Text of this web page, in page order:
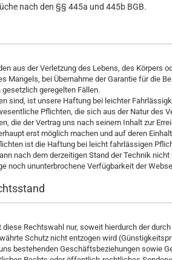
nach den §§ 445a und 445b BGB.
aus der Verletzung des Lebens, des Körpers
Mangels, bei Übernahme der Garantie für die
geregelten Fällen.
sind, ist unsere Haftung bei leichter
Pflichten, die sich aus der Natur des
die der Vertrag uns nach seinem Inhalt zur
erst möglich machen und auf deren
ist die Haftung bei leicht fahrlässigen
nach dem derzeitigen Stand der Technik
noch ununterbrochene Verfügbarkeit der
Rechtswahl nur, soweit hierdurch der
Schutz nicht entzogen wird
bestehenden Geschäftsbeziehungen sowie